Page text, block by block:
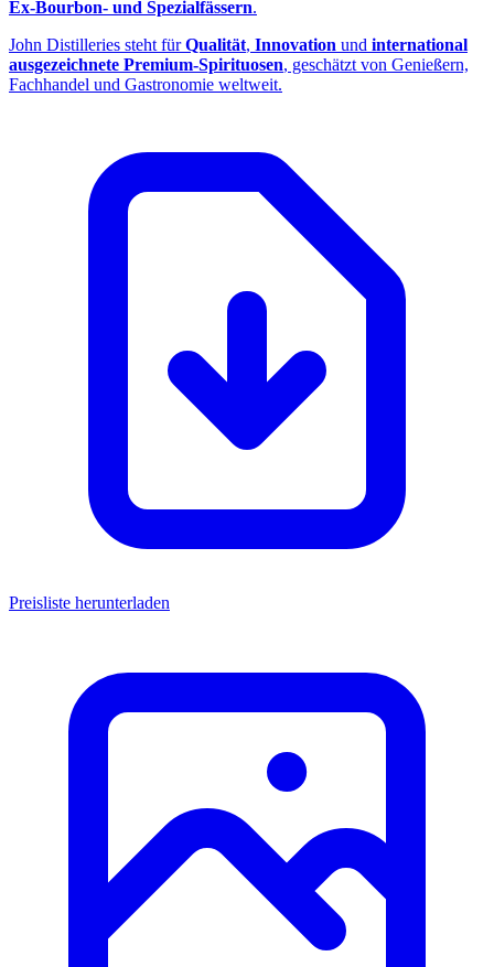
Ex‑Bourbon‑ und Spezialfässern.
John Distilleries steht fürQualität, Innovation und international
ausgezeichnete Premium‑Spirituosen, geschätzt von Genießern,
Fachhandel und Gastronomie weltweit.
Preisliste herunterladen